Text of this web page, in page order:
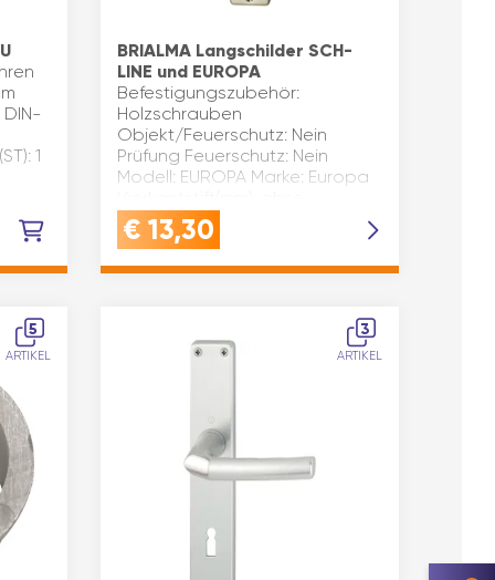
1
BRIALMA Langschilder SCH-
LINE und EUROPA
Befestigungszubehör:
Holzschrauben
Objekt/Feuerschutz: Nein
Prüfung Feuerschutz: Nein
Modell: EUROPA Marke: Europa
Rosette/Langschild: Langschild
Oberfläche: neusilber eloxi…
€ 13,30
5
ARTIKEL
3
ARTIKEL